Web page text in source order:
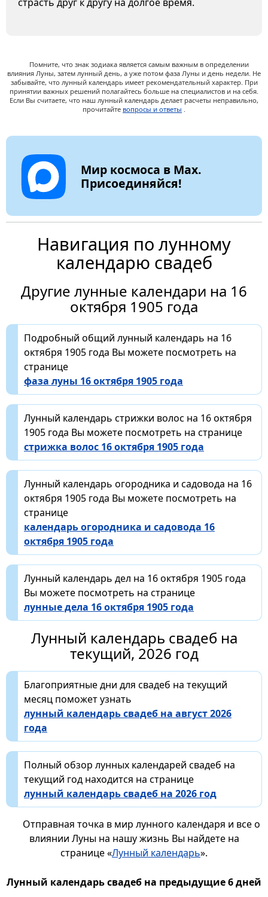
Помните, что знак зодиака является самым важным в определении
влияния Луны, затем лунный день, а уже потом фаза Луны и день недели. Не
забывайте, что лунный календарь имеет рекомендательный характер. При
принятии важных решений полагайтесь больше на специалистов и на себя.
Если Вы считаете, что наш лунный календарь делает расчеты неправильно,
прочитайте вопросы и ответы .
Мир космоса в Max.
Присоединяйся!
Навигация по лунному
календарю свадеб
Другие лунные календари на 16
октября 1905 года
Подробный общий лунный календарь на 16
октября 1905 года Вы можете посмотреть на
странице
фаза луны 16 октября 1905 года
Лунный календарь стрижки волос на 16 октября
1905 года Вы можете посмотреть на странице
стрижка волос 16 октября 1905 года
Лунный календарь огородника и садовода на 16
октября 1905 года Вы можете посмотреть на
странице
календарь огородника и садовода 16
октября 1905 года
Лунный календарь дел на 16 октября 1905 года
Вы можете посмотреть на странице
лунные дела 16 октября 1905 года
Лунный календарь свадеб на
текущий, 2026 год
Благоприятные дни для свадеб на текущий
месяц поможет узнать
лунный календарь свадеб на август 2026
года
Полный обзор лунных календарей свадеб на
текущий год находится на странице
лунный календарь свадеб на 2026 год
Отправная точка в мир лунного календаря и все о
влиянии Луны на нашу жизнь Вы найдете на
странице «Лунный календарь».
Лунный календарь свадеб на предыдущие 6 дней